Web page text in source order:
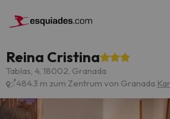
Reina Cristina
Tablas, 4, 18002, Granada
484.3 m zum Zentrum von Granada